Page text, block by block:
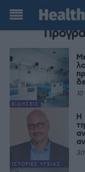
ΕΙΔΉΣΕΙΣ
ΙΣΤΟΡΊΕΣ ΥΓΕΊΑΣ
Η
30